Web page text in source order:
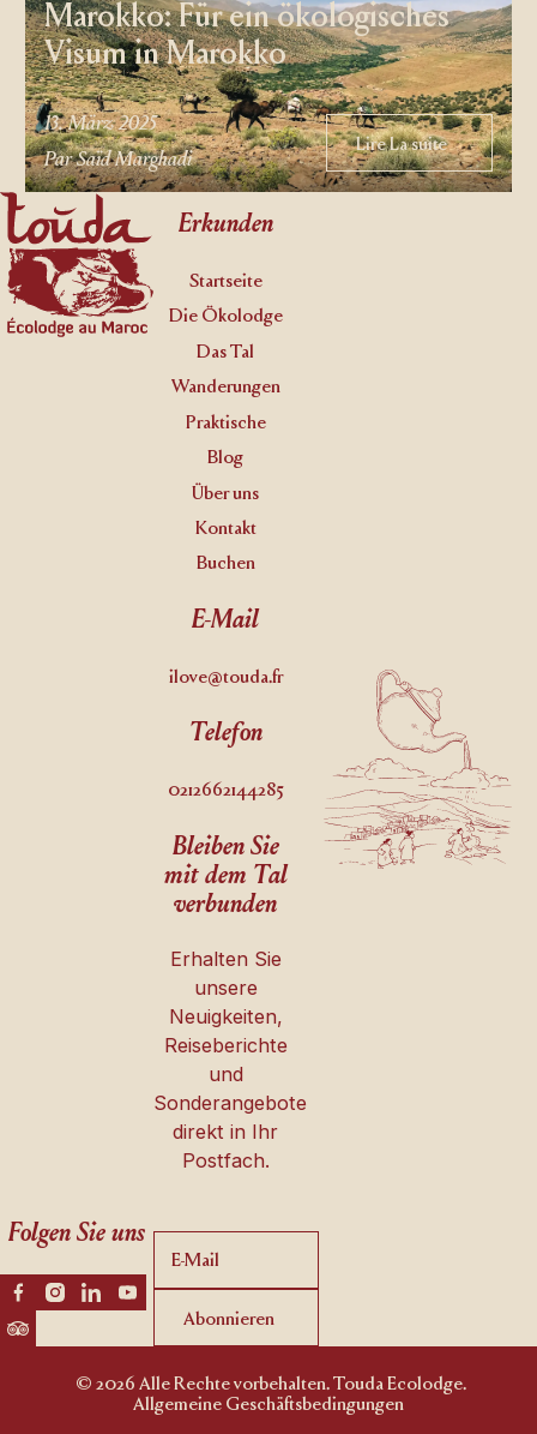
Marokko: Für ein ökologisches
Visum in Marokko
13. März 2025
Par Saïd Marghadi
Lire La suite
Lire La suite
Footer
Folgen Sie uns
Erkunden
Startseite
Die Ökolodge
Das Tal
Wanderungen
Praktische
Blog
Über uns
Kontakt
Buchen
E-Mail
ilove@touda.fr
Telefon
0212662144285
Bleiben Sie
mit dem Tal
verbunden
Erhalten Sie
unsere
Neuigkeiten,
Reiseberichte
und
Sonderangebote
direkt in Ihr
Postfach.
Abonnieren
Abonnieren
© 2026 Alle Rechte vorbehalten. Touda Ecolodge.
Allgemeine Geschäftsbedingungen